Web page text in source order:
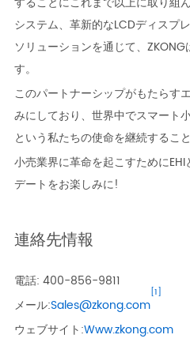
システム、革新的なLCDディスプ
ソリューションを通じて、
す。
このパートナーシップがもたらす
みにしており、世界中でスマート
という私たちの使命を継続するこ
小売業界に革命を起こすために
デートをお楽しみに!
連絡先情報
電話: 400-856-9811
メール:Sales@zkong.com
[1]
ウェブサイト:Www.zkong.com